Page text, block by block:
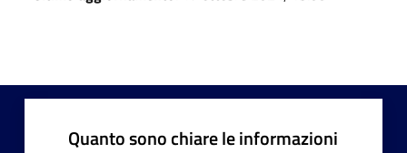
Quanto sono chiare le informazioni